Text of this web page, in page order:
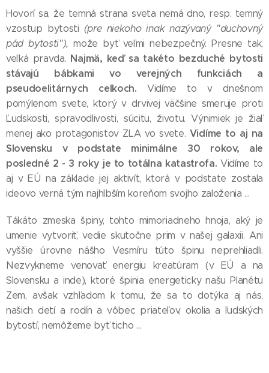
Hovorí sa, že temná strana sveta nemá dno, resp. temný
vzostup bytosti (pre niekoho inak nazývaný "duchovný
pád bytosti"), može byť veľmi nebezpečný. Presne tak,
veľká pravda. Najmä, keď sa takéto bezduché bytosti
stávajú bábkami vo verejných funkciách a
pseudoelitárnych celkoch.Vidíme to v dnešnom
pomýlenom svete, ktorý v drvivej väčšine smeruje proti
Ľudskosti, spravodlivosti, súcitu, životu. Výnimiek je žiaľ
menej ako protagonistov ZLA vo svete. Vidíme to aj na
Slovensku v podstate minimálne 30 rokov, ale
posledné 2 - 3 roky je to totálna katastrofa. Vidíme to
aj v EÚ na základe jej aktivít, ktorá v podstate zostala
ideovo verná tým najhlbším koreňom svojho založenia ...
Tákáto zmeska špiny, tohto mimoriadneho hnoja, aký je
umenie vytvoriť, vedie skutočne prim v našej galaxii. Ani
vyššie úrovne nášho Vesmíru túto špinu neprehliadli.
Nezvykneme venovať energiu kreatúram (v EÚ a na
Slovensku a inde), ktoré špinia energeticky našu Planétu
Zem, avšak vzhľadom k tomu, že sa to dotýka aj nás,
našich detí a rodín a vôbec priateľov, okolia a ľudských
bytostí, nemôžeme byť ticho ...